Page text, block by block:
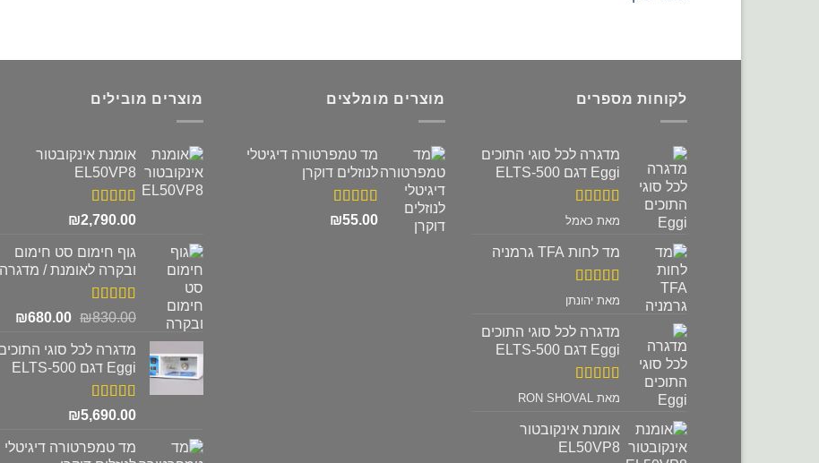
לקוחות מספרים
מדגרה לכל סוגי התוכים
Eggi דגם ELTS-500
דורג 5מתוך
מאת כאמל
מד לחות TFA גרמניה
דורג 5מתוך
מאת יהונתן
מדגרה לכל סוגי התוכים
Eggi דגם ELTS-500
דורג 5מתוך
מאת RON SHOVAL
אומנת אינקובטור
EL50VP8
מוצרים מומלצים
מד טמפרטורה דיגיטלי
לנוזלים דוקרן
דורג5.00
₪55.00
מוצרים מובילים
אומנת אינקובטור
EL50VP8
דורג5.00
₪2,790.00
גוף חימום סט חימום
ובקרה לאומנת / מדגרה
דורג5.00
₪830.00
המחיר
היה:
₪830.00.
₪680.00
מדגרה לכל סוגי
Eggi דגם ELTS-500
דורג5.00
₪5,690.00
מד טמפרטורה דיגיטלי